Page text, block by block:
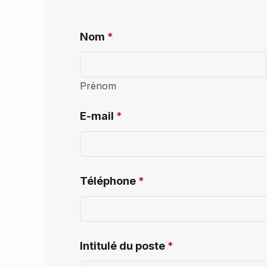
Nom *
Prénom
E-mail *
Téléphone *
Intitulé du poste *